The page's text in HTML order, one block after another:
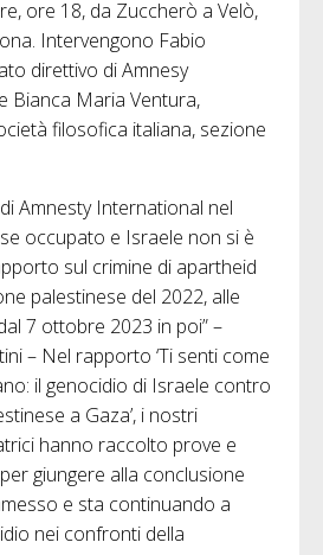
ore 18, da Zuccherò a Velò,
Intervengono Fabio
direttivo di Amnesy
Bianca Maria Ventura,
filosofica italiana, sezione
Amnesty International nel
occupato e Israele non si è
sul crimine di apartheid
palestinese del 2022, alle
7 ottobre 2023 in poi” –
– Nel rapporto ‘Ti senti come
il genocidio di Israele contro
a Gaza’, i nostri
hanno raccolto prove e
giungere alla conclusione
e sta continuando a
nei confronti della